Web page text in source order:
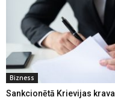
Bizness
Sankcionētā Krievijas krava